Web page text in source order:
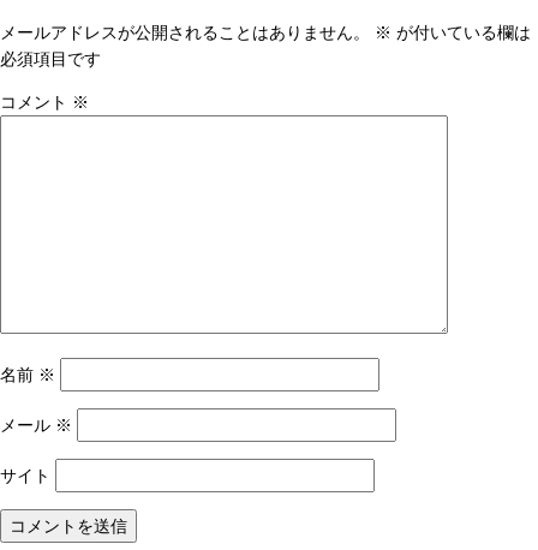
ナ
ビ
ゲ
メールアドレスが公開されることはありません。 ※ が付いている欄は
必須項目です
コメント ※
名前 ※
メール ※
サイト